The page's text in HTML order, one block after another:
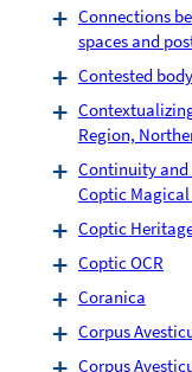
Connections
spaces and
Contested
Region,
Continuity
Coptic Magical
Coptic
Coptic OCR
Coranica
Corpus
Corpus